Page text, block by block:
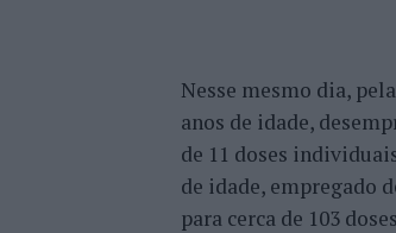
Nesse mesmo dia,
anos de idade,
de 11 doses
de idade, empregado
para cerca de 103